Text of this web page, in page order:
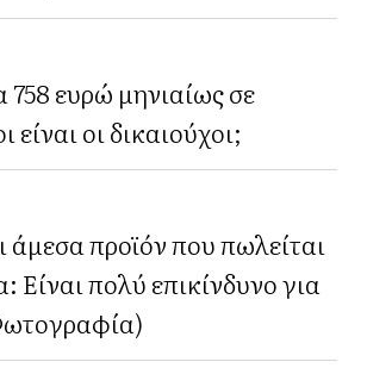
758 ευρώ μηνιαίως σε
είναι οι δικαιούχοι;
άμεσα προϊόν που πωλείται
Είναι πολύ επικίνδυνο για